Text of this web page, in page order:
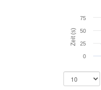
Zeit (s)
0
25
50
75